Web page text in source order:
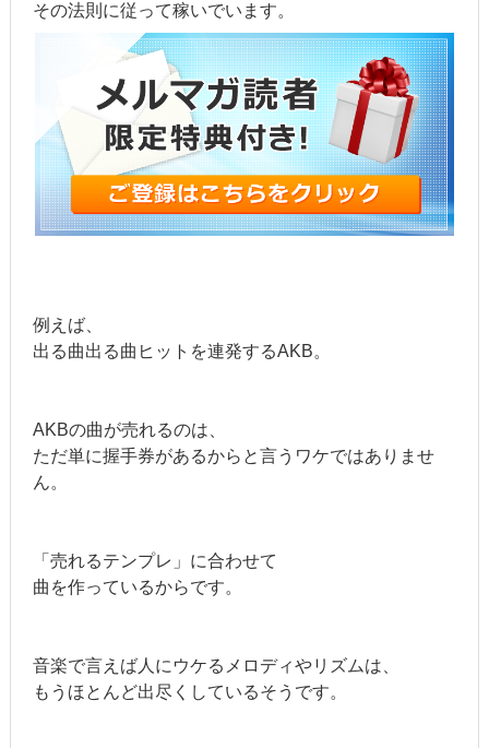
その法則に従って稼いでいます。
例えば、
出る曲出る曲ヒットを連発するAKB。
AKBの曲が売れるのは、
ただ単に握手券があるからと言うワケではありませ
ん。
「売れるテンプレ」に合わせて
曲を作っているからです。
音楽で言えば人にウケるメロディやリズムは、
もうほとんど出尽くしているそうです。